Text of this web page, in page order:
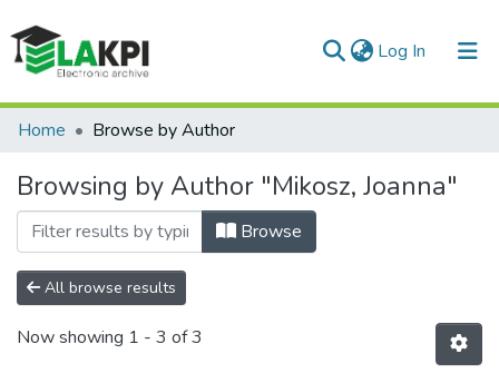
Log In (current)
Communities & Collections
All of DSpace
Home Browse by Author
Browsing by Author "Mikosz, Joanna"
Browse
All browse results
Now showing 1 - 3 of 3